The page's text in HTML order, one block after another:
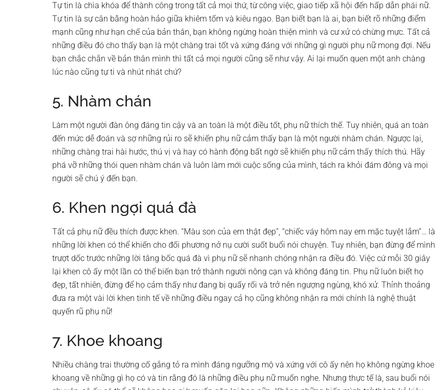
Tự tin là chìa khóa để thành công trong tất cả mọi thứ, từ công việc, giao tiếp xã hội đến hấp dẫn phái nữ.
Tự tin là sự cân bằng hoàn hảo giữa khiêm tốm và kiêu ngạo. Bạn biết bạn là ai, bạn biết rõ những điểm
mạnh cũng như hạn chế của bản thân, bạn không ngừng hoàn thiện mình và cư xử có chừng mực. Tất cả
những điều đó cho thấy bạn là một chàng trai tốt và xứng đáng với những gì người phụ nữ mong đợi. Nếu
bạn chắc chắn về bản thân mình thì tất cả mọi người cũng sẽ như vậy. Ai lại muốn quen một anh chàng
lúc nào cũng tự ti và nhút nhát chứ?
5. Nhàm chán
Làm một người đàn ông đáng tin cậy và an toàn là một điều tốt, phụ nữ thích thế. Tuy nhiên, quá an toàn
đến mức dễ đoán và sợ những rủi ro sẽ khiến phụ nữ cảm thấy bạn là một người nhàm chán. Ngược lại,
những chàng trai hài hước, thú vị và hay có hành động bất ngờ sẽ khiến phụ nữ cảm thấy thích thú. Hãy
phá vỡ những thói quen nhàm chán và luôn làm mới cuộc sống của mình, tách ra khỏi đám đông và mọi
người sẽ chú ý đến bạn.
6. Khen ngợi quá đà
Tất cả phụ nữ đều thích được khen. “Màu son của em thật đẹp”, “chiếc váy hôm nay em mặc tuyệt lắm”… là
những lời khen có thể khiến cho đối phương nở nụ cười suốt buổi nói chuyện. Tuy nhiên, bạn đừng để mình
trượt dốc trước những lời tâng bốc quá đà vì phụ nữ sẽ nhanh chóng nhận ra điều đó. Việc cứ mỗi 30 giây
lại khen cô ấy một lần có thể biến bạn trở thành người nông cạn và không đáng tin. Phụ nữ luôn biết họ
đẹp, tất nhiên, đừng để họ cảm thấy như đang bị quấy rối và trở nên ngượng ngùng, khó xử. Thỉnh thoảng
đưa ra một vài lời khen tinh tế về những điều ngay cả họ cũng không nhận ra mới chính là nghệ thuật
quyến rũ phụ nữ!
7. Khoe khoang
Nhiều chàng trai thường cố gắng tỏ ra mình đáng ngưỡng mộ và xứng với cô ấy nên họ không ngừng khoe
khoang về những gì họ có và tin rằng đó là những điều phụ nữ muốn nghe. Nhưng thực tế là, sau buổi nói